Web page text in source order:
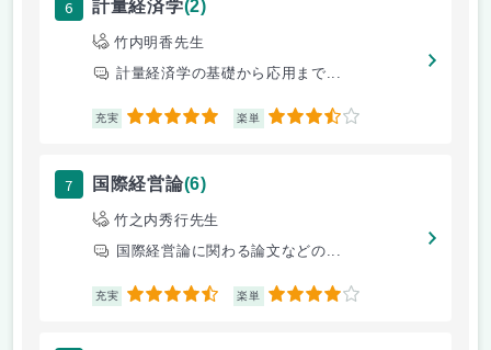
6 計量経済学(2)
竹内明香先生
計量経済学の基礎から応用まで...
充実 5 楽単 3.5
7 国際経営論(6)
竹之内秀行先生
国際経営論に関わる論文などの...
充実 4.5 楽単 4